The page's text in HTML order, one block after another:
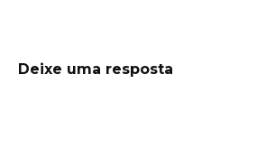
Deixe uma resposta